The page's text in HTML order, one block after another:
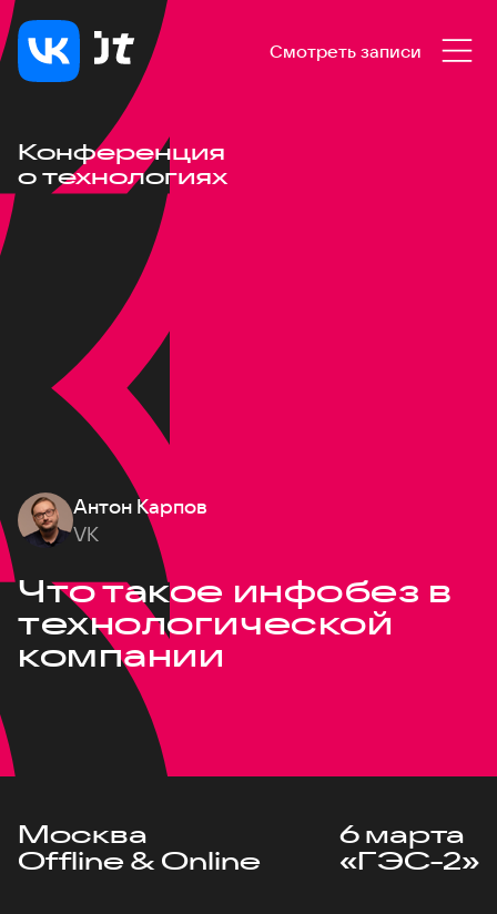
Смотреть записи
Конференция
о технологиях
Антон Карпов
VK
Что такое инфобез в
технологической
компании
Москва
Offline & Online
6 марта
«ГЭС-2»